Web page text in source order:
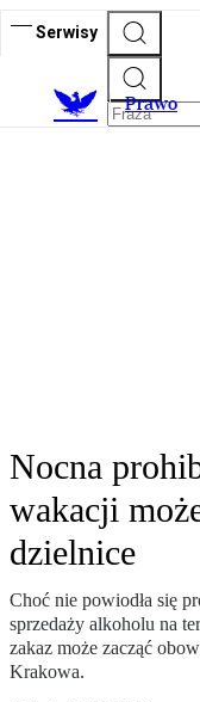
Serwisy
Prawo
Nocna
wakacji
dzielnice
Choć nie powiodła się
sprzedaży alkoholu na
zakaz może zacząć
Krakowa.